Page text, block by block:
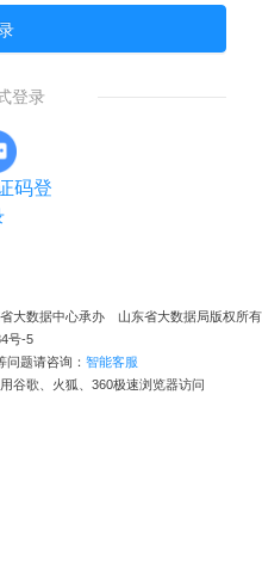
登录
码登
大数据中心承办 山东省大数据局版权所有
号-5
题请咨询： 智能客服
谷歌、火狐、360极速浏览器访问